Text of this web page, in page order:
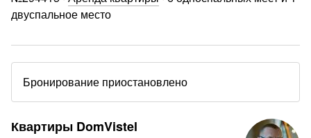
двуспальное место
Бронирование приостановлено
Квартиры DomVistel